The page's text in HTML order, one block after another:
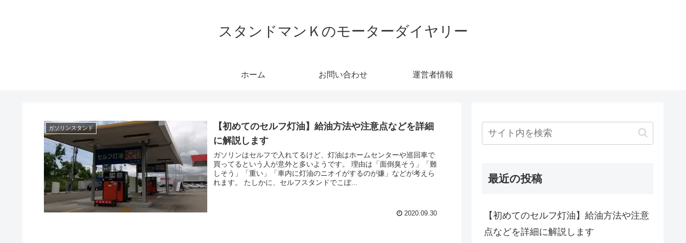
スタンドマンＫのモーターダイヤリー
ホーム お問い合わせ 運営者情報
ガソリンスタンド
【初めてのセルフ灯油】給油方法や注意点などを詳細
に解説します
ガソリンはセルフで入れてるけど、灯油はホームセンターや巡回車で
買ってるという人が意外と多いようです。 理由は「面倒臭そう」「難
しそう」「重い」「車内に灯油のニオイがするのが嫌」などが考えら
れます。 たしかに、セルフスタンドでこぼ...
2020.09.30
最近の投稿
【初めてのセルフ灯油】給油方法や注意
点などを詳細に解説します